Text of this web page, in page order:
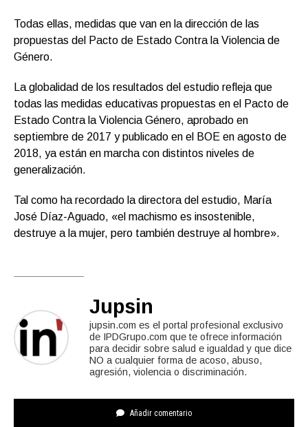
Todas ellas, medidas que van en la dirección de las
propuestas del Pacto de Estado Contra la Violencia de
Género.
La globalidad de los resultados del estudio refleja que
todas las medidas educativas propuestas en el Pacto de
Estado Contra la Violencia Género, aprobado en
septiembre de 2017 y publicado en el BOE en agosto de
2018, ya están en marcha con distintos niveles de
generalización.
Tal como ha recordado la directora del estudio, María
José Díaz-Aguado, «el machismo es insostenible,
destruye a la mujer, pero también destruye al hombre».
Jupsin
jupsin.com es el portal profesional exclusivo
de IPDGrupo.com que te ofrece información
para decidir sobre salud e igualdad y que dice
NO a cualquier forma de acoso, abuso,
agresión, violencia o discriminación.
Añadir comentario